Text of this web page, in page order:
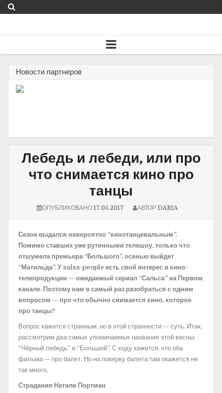
Новости партнеров
Лебедь и лебеди, или про
что снимается кино про
танцы
ОПУБЛИКОВАНО 17.05.2017 АВТОР DARIA
Сезон выдался невероятно “кинотанцевальным”.
Помимо ставших уже рутинными телешоу, только что
отшумела премьера “Большого”, осенью выйдет
“Матильда”. У salsa-people есть свой интерес в кино-
телепродукции — ожидаемый сериал “Сальса” на Первом
канале. Поэтому нам в самый раз разобраться с одним
вопросом — про что обычно снимается кино, которое
про танцы?
Вопрос кажется странным, но в этой странности — суть. Итак,
рассмотрим два самых упоминаемых названия этой весны:
“Чёрный лебедь” и “Большой”. С ходу кажется, что оба
фильма — про балет. Но на поверку балета там окажется не
так много.
Страдания Натали Портман